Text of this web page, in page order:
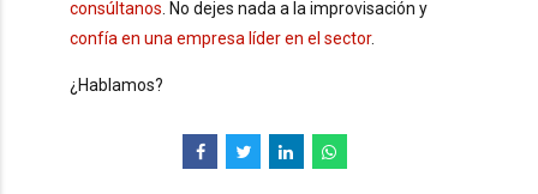
consúltanos. No dejes nada a la improvisación y
confía en una empresa líder en el sector.
¿Hablamos?